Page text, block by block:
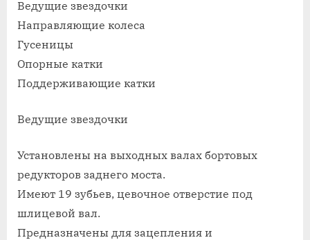
Ведущие звездочки
Направляющие колеса
Гусеницы
Опорные катки
Поддерживающие катки
Ведущие звездочки
Установлены на выходных валах бортовых
редукторов заднего моста.
Имеют 19 зубьев, цевочное отверстие под
шлицевой вал.
Предназначены для зацепления и